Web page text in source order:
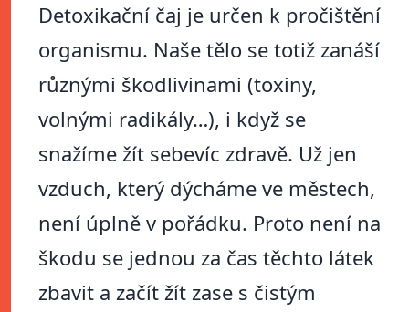
Detoxikační čaj je určen k pročištění
organismu. Naše tělo se totiž zanáší
různými škodlivinami (toxiny,
volnými radikály…), i když se
snažíme žít sebevíc zdravě. Už jen
vzduch, který dýcháme ve městech,
není úplně v pořádku. Proto není na
škodu se jednou za čas těchto látek
zbavit a začít žít zase s čistým